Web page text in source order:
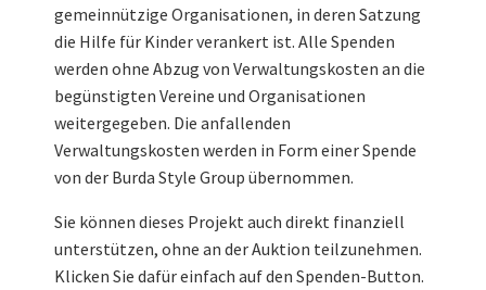
gemeinnützige Organisationen, in deren Satzung
die Hilfe für Kinder verankert ist. Alle Spenden
werden ohne Abzug von Verwaltungskosten an die
begünstigten Vereine und Organisationen
weitergegeben. Die anfallenden
Verwaltungskosten werden in Form einer Spende
von der Burda Style Group übernommen.
Sie können dieses Projekt auch direkt finanziell
unterstützen, ohne an der Auktion teilzunehmen.
Klicken Sie dafür einfach auf den Spenden-Button.